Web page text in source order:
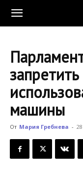
KLOOP.KG
Новости
Кыргызстана
машины
От Мария Гребнева -